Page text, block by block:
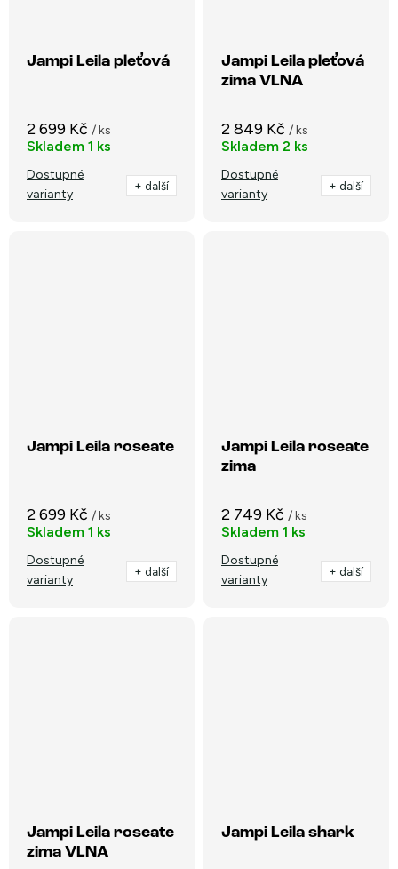
Jampi Leila pleťová
2 699 Kč / ks
Skladem 1 ks
Dostupné
varianty
+ další
Jampi Leila pleťová
zima VLNA
2 849 Kč / ks
Skladem 2 ks
Dostupné
varianty
+ další
Jampi Leila roseate
2 699 Kč / ks
Skladem 1 ks
Dostupné
varianty
+ další
Jampi Leila roseate
zima
2 749 Kč / ks
Skladem 1 ks
Dostupné
varianty
+ další
Jampi Leila roseate
zima VLNA
Jampi Leila shark